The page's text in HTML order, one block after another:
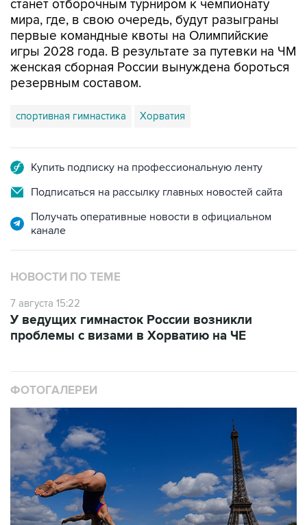
станет отборочным турниром к чемпионату
мира, где, в свою очередь, будут разыграны
первые командные квоты на Олимпийские
игры 2028 года. В результате за путевки на ЧМ
женская сборная России вынуждена бороться
резервным составом.
спортивная гимнастика Хорватия
Купить подписку на профессиональную ленту
Подписаться на рассылку главных новостей сайта
Получать оперативные новости в официальном
канале
НОВОСТИ ПО ТЕМЕ
7 августа 15:22
У ведущих гимнасток России возникли
проблемы с визами в Хорватию на ЧЕ
ФОТОГАЛЕРЕИ